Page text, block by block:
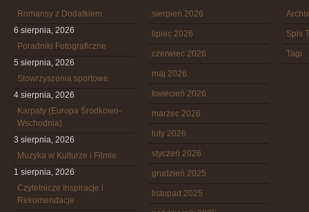
Romansy z Dodatkiem
6 sierpnia, 2026
Poradniki Fotograficzne
5 sierpnia, 2026
Stowrzyszenia sportowe
4 sierpnia, 2026
Karpaty (Europa Środkowo-
Wschodnia)
3 sierpnia, 2026
Muzyka w Kulturze i Filmie
1 sierpnia, 2026
Czytelnicze Inspiracje i
Rekomendacje
sierpień 2026
lipiec 2026
czerwiec 2026
maj 2026
kwiecień 2026
marzec 2026
luty 2026
styczeń 2026
grudzień 2025
listopad 2025
Spis
Tagi